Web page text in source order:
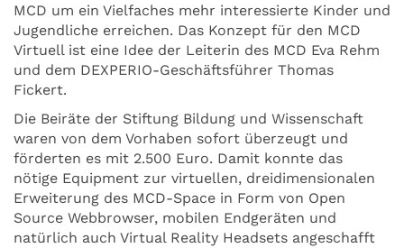
MCD um ein Vielfaches mehr interessierte Kinder und
Jugendliche erreichen. Das Konzept für den MCD
Virtuell ist eine Idee der Leiterin des MCD Eva Rehm
und dem DEXPERIO-Geschäftsführer Thomas
Fickert.
Die Beiräte der Stiftung Bildung und Wissenschaft
waren von dem Vorhaben sofort überzeugt und
förderten es mit 2.500 Euro. Damit konnte das
nötige Equipment zur virtuellen, dreidimensionalen
Erweiterung des MCD-Space in Form von Open
Source Webbrowser, mobilen Endgeräten und
natürlich auch Virtual Reality Headsets angeschafft